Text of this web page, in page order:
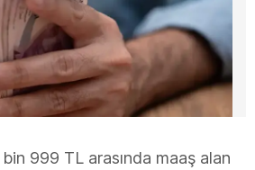
999 TL arasında maaş alan